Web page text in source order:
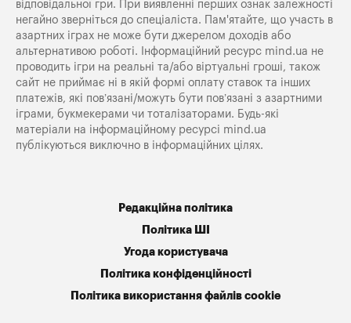
відповідальної гри. При виявленні перших ознак залежності
негайно зверніться до спеціаліста. Пам'ятайте, що участь в
азартних іграх не може бути джерелом доходів або
альтернативою роботі. Інформаційний ресурс mind.ua не
проводить ігри на реальні та/або віртуальні гроші, також
сайт не приймає ні в якій формі оплату ставок та інших
платежів, які пов’язані/можуть бути пов’язані з азартними
іграми, букмекерами чи тоталізаторами. Будь-які
матеріали на інформаційному ресурсі mind.ua
публікуються виключно в інформаційних цілях.
Редакційна політика
Політика ШІ
Угода користувача
Політика конфіденційності
Політика використання файлів cookie